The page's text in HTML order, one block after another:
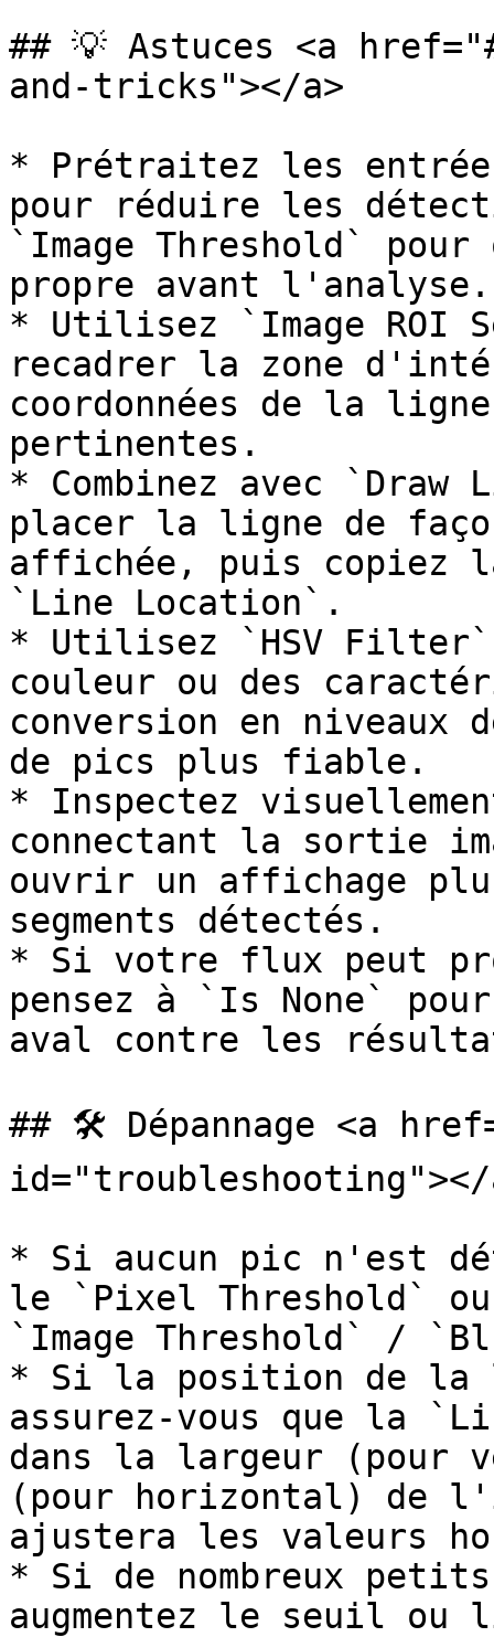
## 💡 Astuces <a
and-tricks"></a>
* Prétraitez les
pour réduire les
`Image Threshold`
propre avant l'analyse.
* Utilisez `Image ROI
recadrer la zone
coordonnées de la
pertinentes.
* Combinez avec
placer la ligne de
affichée, puis copiez
`Line Location`.
* Utilisez `HSV Filter`
couleur ou des
conversion en niveaux
de pics plus fiable.
* Inspectez
connectant la sortie
ouvrir un affichage
segments détectés.
* Si votre flux peut
pensez à `Is None`
aval contre les
## 🛠️ Dépannage <a
id="troubleshooting"></
* Si aucun pic n'est
le `Pixel Threshold`
`Image Threshold` /
* Si la position de la
assurez-vous que la
dans la largeur (pour
(pour horizontal) de
ajustera les valeurs
* Si de nombreux
augmentez le seuil ou